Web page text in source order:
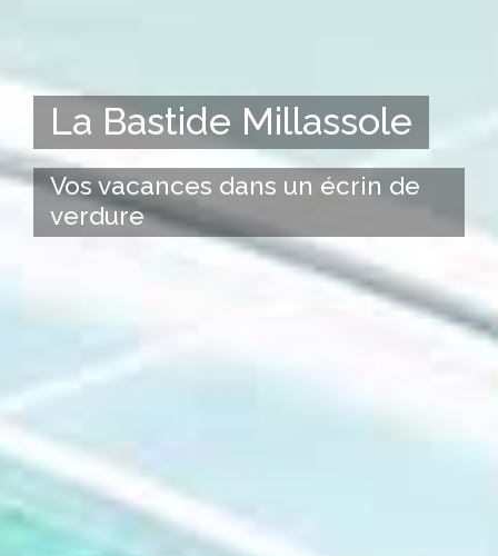
La Bastide Millassole
Vos vacances dans un écrin de
verdure